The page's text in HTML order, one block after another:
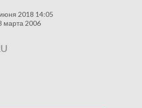
2018 14:05
марта 2006